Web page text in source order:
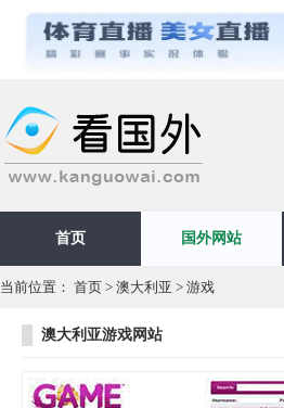
首页 国外网站
当前位置： 首页 > 澳大利亚 > 游戏
澳大利亚游戏网站